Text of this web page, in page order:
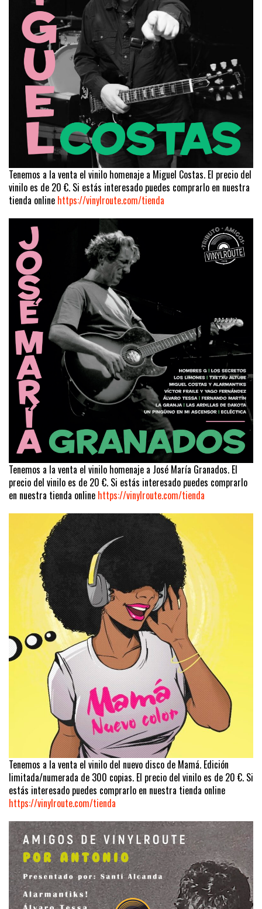
Tenemos a la venta el vinilo homenaje a Miguel Costas. El precio del
vinilo es de 20 €. Si estás interesado puedes comprarlo en nuestra
tienda online https://vinylroute.com/tienda
Tenemos a la venta el vinilo homenaje a José María Granados. El
precio del vinilo es de 20 €. Si estás interesado puedes comprarlo
en nuestra tienda online https://vinylroute.com/tienda
Tenemos a la venta el vinilo del nuevo disco de Mamá. Edición
limitada/numerada de 300 copias. El precio del vinilo es de 20 €. Si
estás interesado puedes comprarlo en nuestra tienda online
https://vinylroute.com/tienda